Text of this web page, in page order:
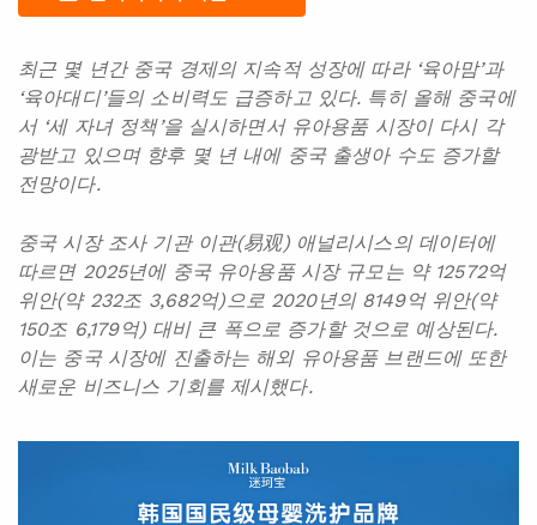
최근 몇 년간 중국 경제의 지속적 성장에 따라 ‘육아맘’과
‘육아대디’들의 소비력도 급증하고 있다. 특히 올해 중국에
서 ‘세 자녀 정책’을 실시하면서 유아용품 시장이 다시 각
광받고 있으며 향후 몇 년 내에 중국 출생아 수도 증가할
전망이다.
중국 시장 조사 기관 이관(易观) 애널리시스의 데이터에
따르면 2025년에 중국 유아용품 시장 규모는 약 12572억
위안(약 232조 3,682억)으로 2020년의 8149억 위안(약
150조 6,179억) 대비 큰 폭으로 증가할 것으로 예상된다.
이는 중국 시장에 진출하는 해외 유아용품 브랜드에 또한
새로운 비즈니스 기회를 제시했다.